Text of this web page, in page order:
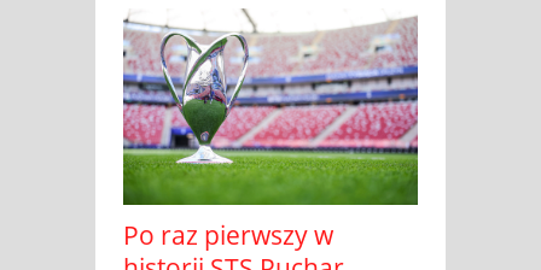
Po raz pierwszy w